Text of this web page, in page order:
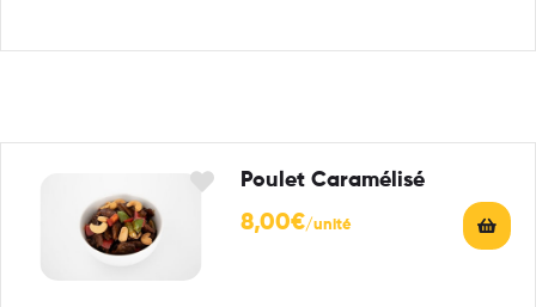
Poulet Caramélisé
8,00€